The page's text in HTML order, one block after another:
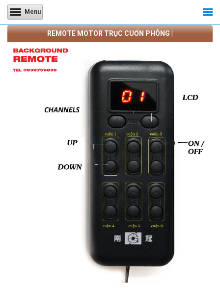
Menu
REMOTE MOTOR TRỤC CUỐN PHÔNG |
CAMERATRANQUANG.COM